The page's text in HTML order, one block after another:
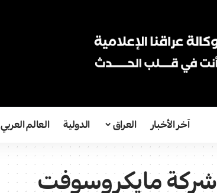
آخر الأخبار العراق الدولية العالم العربي
شركة مايكروسوفت